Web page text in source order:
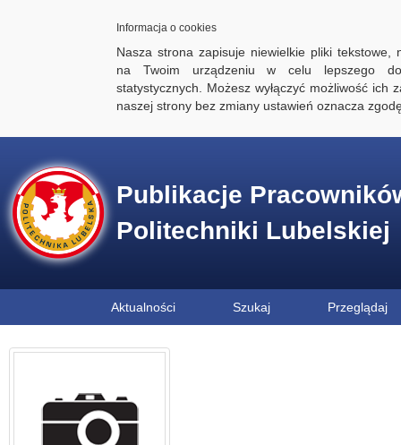
Informacja o cookies
Nasza strona zapisuje niewielkie pliki tekstowe,
na Twoim urządzeniu w celu lepszego
statystycznych. Możesz wyłączyć możliwość ich
naszej strony bez zmiany ustawień oznacza
Publikacje
Politechniki Lubelskiej
Aktualności Szukaj Przeglądaj